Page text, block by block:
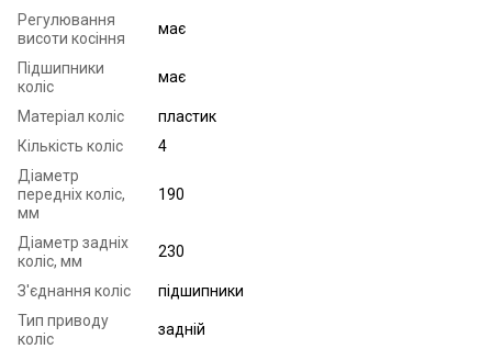
Регулювання
висоти косіння
має
Підшипники
коліс
має
Матеріал коліс
пластик
Кількість коліс
4
Діаметр
передніх коліс,
мм
190
Діаметр задніх
коліс, мм
230
З'єднання коліс
підшипники
Тип приводу
коліс
задній